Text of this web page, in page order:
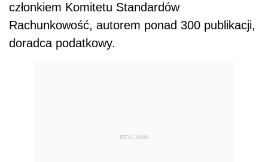
członkiem Komitetu Standardów
Rachunkowość, autorem ponad 300 publikacji,
doradca podatkowy.
REKLAMA